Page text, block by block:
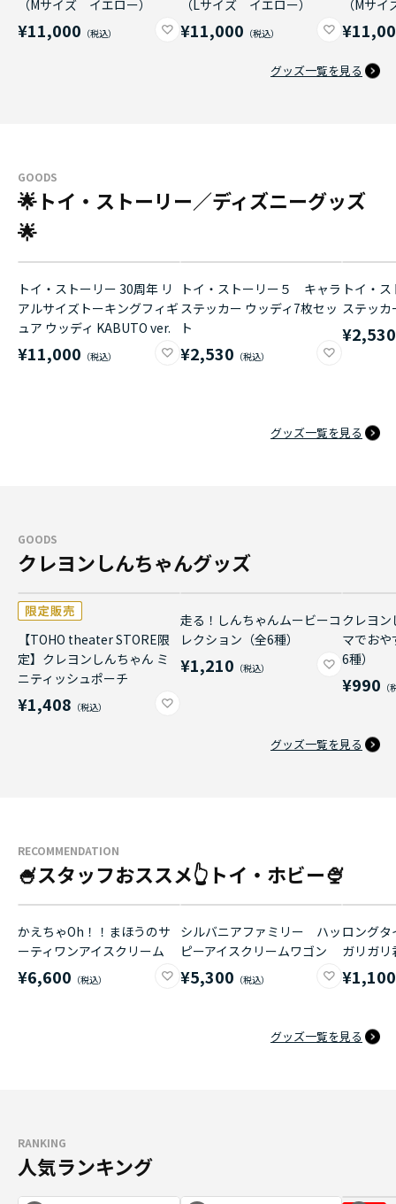
（Mサイズ イエロー）
¥11,000
（Lサイズ イエロー）
¥11,000
（Mサ
グッズ一覧を見る
GOODS
🌟トイ・ストーリー／ディズニーグッズ
🌟
トイ・ストーリー 30周年 リ
アルサイズトーキングフィギ
ュア ウッディ KABUTO ver.
¥11,000
トイ・ストーリー５ キャラ
ステッカー ウッディ7枚セッ
ト
¥2,530
トイ・
ステッカ
¥2,530
グッズ一覧を見る
GOODS
クレヨンしんちゃんグッズ
【TOHO theater STORE限
定】クレヨンしんちゃん ミ
ニティッシュポーチ
¥1,408
走る！しんちゃんムービーコ
レクション（全6種）
¥1,210
クレヨ
マでお
6種）
¥990
グッズ一覧を見る
RECOMMENDATION
🍧スタッフおススメ👆トイ・ホビー🍨
かえちゃOh！！まほうのサ
ーティワンアイスクリーム
¥6,600
シルバニアファミリー ハッ
ピーアイスクリームワゴン
¥5,300
ロング
ガリガ
¥1,100
グッズ一覧を見る
RANKING
人気ランキング